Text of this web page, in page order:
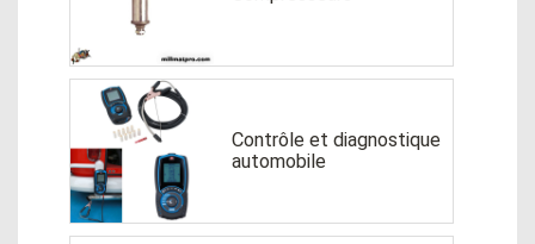
Contrôle et diagnostique
automobile